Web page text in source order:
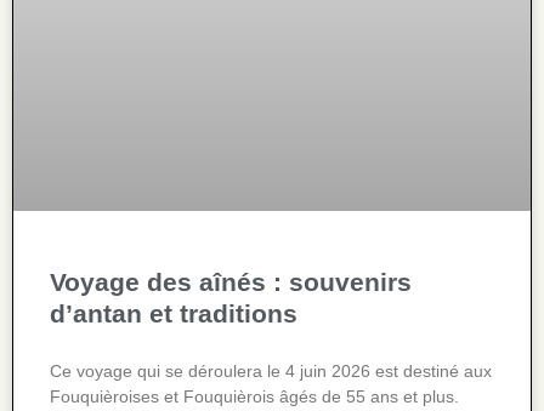
Voyage des aînés : souvenirs
d’antan et traditions
Ce voyage qui se déroulera le 4 juin 2026 est destiné aux
Fouquièroises et Fouquièrois âgés de 55 ans et plus.